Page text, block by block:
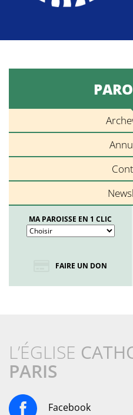
MA PAROISSE EN 1 CLIC
FAIRE UN DON
L’ÉGLISE
PARIS
Facebook